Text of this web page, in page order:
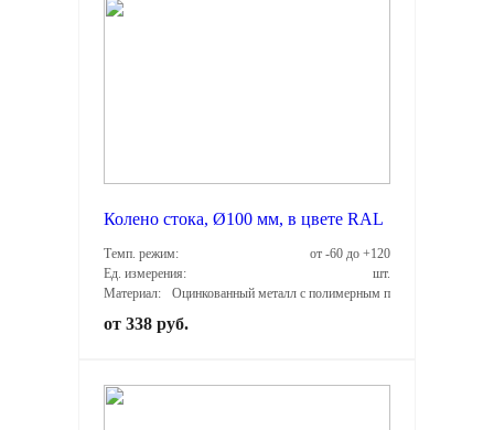
Колено стока, Ø100 мм, в цвете RAL
Темп. режим:
от -60 до +120
Ед. измерения:
шт.
Материал:
Оцинкованный металл с полимерным покрытием
от 338 руб.